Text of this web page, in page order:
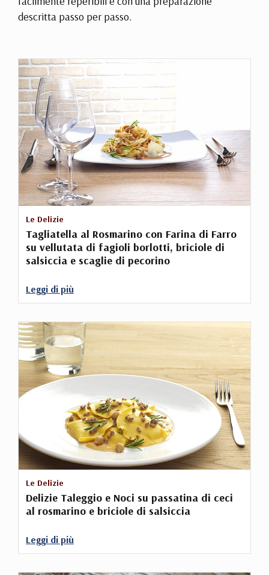
descritta passo per passo.
Le Delizie
Tagliatella al Rosmarino con Farina di Farro
su vellutata di fagioli borlotti, briciole di
salsiccia e scaglie di pecorino
Leggi di più
Le Delizie
Delizie Taleggio e Noci su passatina di ceci
al rosmarino e briciole di salsiccia
Leggi di più